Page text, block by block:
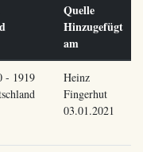
Quelle
Hinzugefügt
am
- 1919
Heinz
Fingerhut
03.01.2021